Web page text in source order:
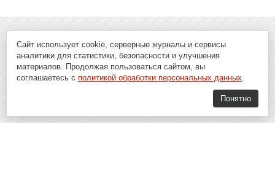
Сайт использует cookie, серверные журналы и сервисы
аналитики для статистики, безопасности и улучшения
материалов. Продолжая пользоваться сайтом, вы
соглашаетесь с политикой обработки персональных данных.
Понятно